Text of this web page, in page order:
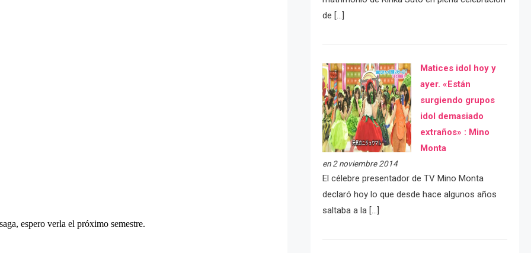
de […]
Matices idol hoy y
ayer. «Están
surgiendo grupos
idol demasiado
extraños» : Mino
Monta
en 2 noviembre 2014
El célebre presentador de TV Mino Monta
declaró hoy lo que desde hace algunos años
saltaba a la […]